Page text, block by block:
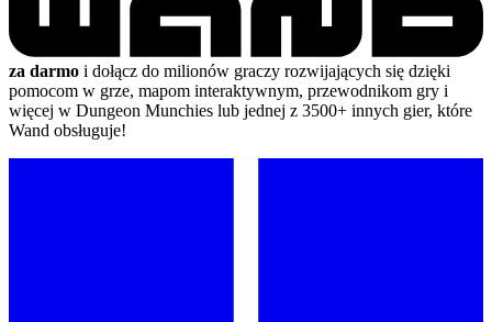
za darmo i dołącz do milionów graczy rozwijających się dzięki
pomocom w grze, mapom interaktywnym, przewodnikom gry i
więcej w Dungeon Munchies lub jednej z 3500+ innych gier, które
Wand obsługuje!